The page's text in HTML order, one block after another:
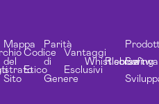
Mappa
del
Sito
Codice
Etico
Parità
di
Genere
Vantaggi
Esclusivi
Whistleblowing
Risorse